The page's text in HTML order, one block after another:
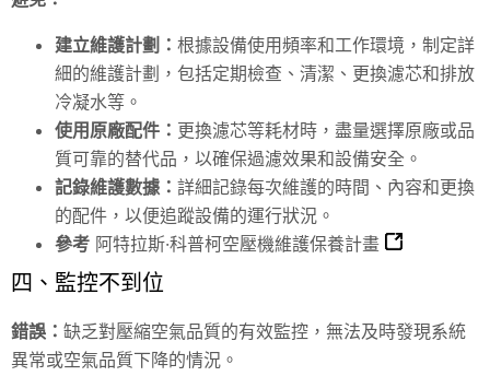
建立維護計劃： 根據設備使用頻率和工作環境，制定詳
細的維護計劃，包括定期檢查、清潔、更換濾芯和排放
冷凝水等。
使用原廠配件： 更換濾芯等耗材時，盡量選擇原廠或品
質可靠的替代品，以確保過濾效果和設備安全。
記錄維護數據： 詳細記錄每次維護的時間、內容和更換
的配件，以便追蹤設備的運行狀況。
參考 阿特拉斯·科普柯空壓機維護保養計畫
四、監控不到位
錯誤： 缺乏對壓縮空氣品質的有效監控，無法及時發現系統
異常或空氣品質下降的情況。